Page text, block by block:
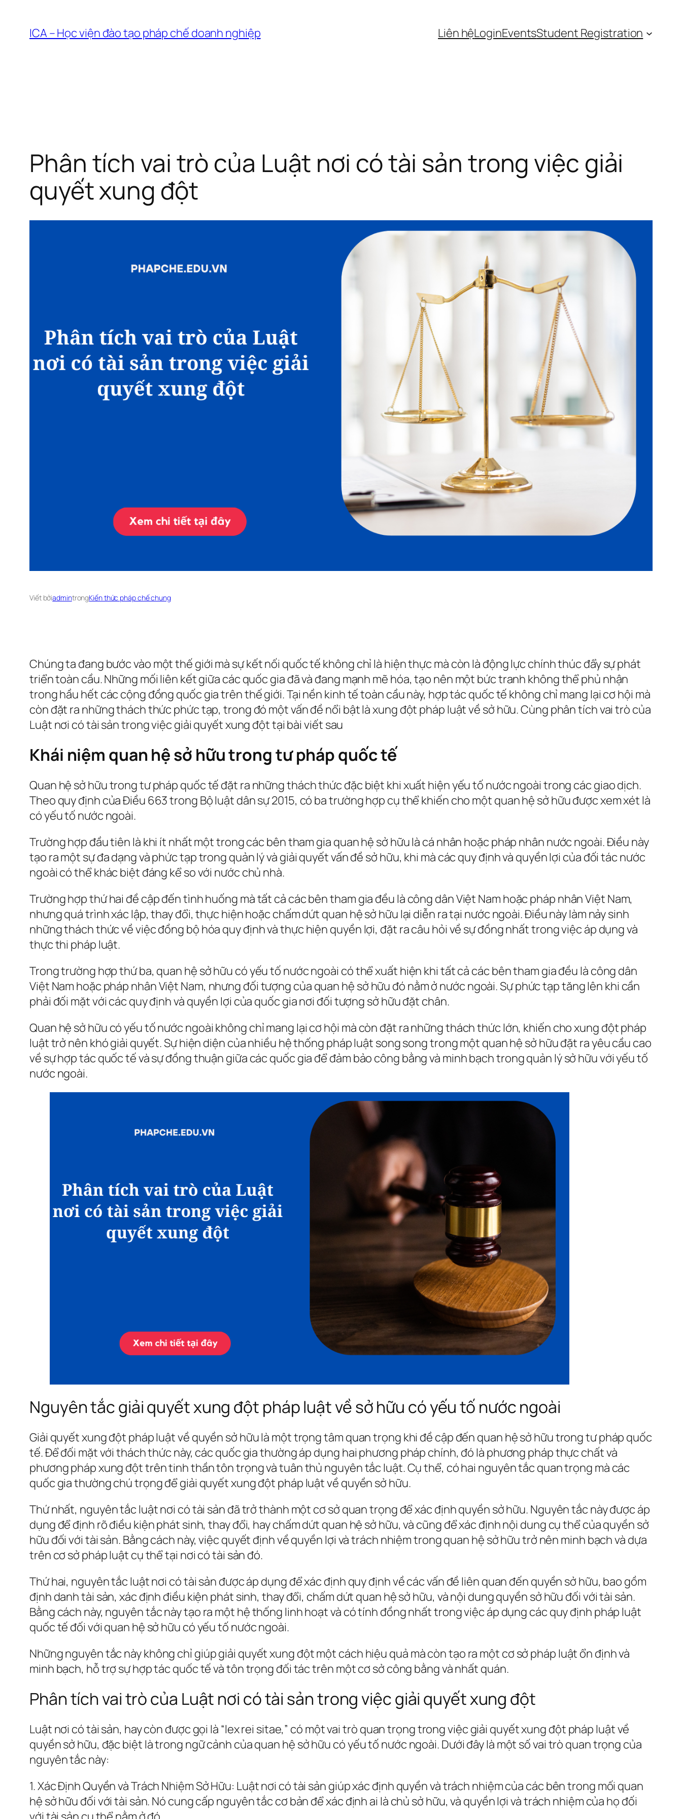
ICA – Học viện đào tạo pháp chế doanh nghiệp Liên hệLoginEventsStudent Registration
Phân tích vai trò của Luật nơi có tài sản trong việc giải
quyết xung đột
Viết bởiadmintrongKiến thức pháp chế chung
Chúng ta đang bước vào một thế giới mà sự kết nối quốc tế không chỉ là hiện thực mà còn là động lực chính thúc đẩy sự phát
triển toàn cầu. Những mối liên kết giữa các quốc gia đã và đang mạnh mẽ hóa, tạo nên một bức tranh không thể phủ nhận
trong hầu hết các cộng đồng quốc gia trên thế giới. Tại nền kinh tế toàn cầu này, hợp tác quốc tế không chỉ mang lại cơ hội mà
còn đặt ra những thách thức phức tạp, trong đó một vấn đề nổi bật là xung đột pháp luật về sở hữu. Cùng phân tích vai trò của
Luật nơi có tài sản trong việc giải quyết xung đột tại bài viết sau
Khái niệm quan hệ sở hữu trong tư pháp quốc tế
Quan hệ sở hữu trong tư pháp quốc tế đặt ra những thách thức đặc biệt khi xuất hiện yếu tố nước ngoài trong các giao dịch.
Theo quy định của Điều 663 trong Bộ luật dân sự 2015, có ba trường hợp cụ thể khiến cho một quan hệ sở hữu được xem xét là
có yếu tố nước ngoài.
Trường hợp đầu tiên là khi ít nhất một trong các bên tham gia quan hệ sở hữu là cá nhân hoặc pháp nhân nước ngoài. Điều này
tạo ra một sự đa dạng và phức tạp trong quản lý và giải quyết vấn đề sở hữu, khi mà các quy định và quyền lợi của đối tác nước
ngoài có thể khác biệt đáng kể so với nước chủ nhà.
Trường hợp thứ hai đề cập đến tình huống mà tất cả các bên tham gia đều là công dân Việt Nam hoặc pháp nhân Việt Nam,
nhưng quá trình xác lập, thay đổi, thực hiện hoặc chấm dứt quan hệ sở hữu lại diễn ra tại nước ngoài. Điều này làm nảy sinh
những thách thức về việc đồng bộ hóa quy định và thực hiện quyền lợi, đặt ra câu hỏi về sự đồng nhất trong việc áp dụng và
thực thi pháp luật.
Trong trường hợp thứ ba, quan hệ sở hữu có yếu tố nước ngoài có thể xuất hiện khi tất cả các bên tham gia đều là công dân
Việt Nam hoặc pháp nhân Việt Nam, nhưng đối tượng của quan hệ sở hữu đó nằm ở nước ngoài. Sự phức tạp tăng lên khi cần
phải đối mặt với các quy định và quyền lợi của quốc gia nơi đối tượng sở hữu đặt chân.
Quan hệ sở hữu có yếu tố nước ngoài không chỉ mang lại cơ hội mà còn đặt ra những thách thức lớn, khiến cho xung đột pháp
luật trở nên khó giải quyết. Sự hiện diện của nhiều hệ thống pháp luật song song trong một quan hệ sở hữu đặt ra yêu cầu cao
về sự hợp tác quốc tế và sự đồng thuận giữa các quốc gia để đảm bảo công bằng và minh bạch trong quản lý sở hữu với yếu tố
nước ngoài.
Nguyên tắc giải quyết xung đột pháp luật về sở hữu có yếu tố nước ngoài
Giải quyết xung đột pháp luật về quyền sở hữu là một trọng tâm quan trọng khi đề cập đến quan hệ sở hữu trong tư pháp quốc
tế. Để đối mặt với thách thức này, các quốc gia thường áp dụng hai phương pháp chính, đó là phương pháp thực chất và
phương pháp xung đột trên tinh thần tôn trọng và tuân thủ nguyên tắc luật. Cụ thể, có hai nguyên tắc quan trọng mà các
quốc gia thường chú trọng để giải quyết xung đột pháp luật về quyền sở hữu.
Thứ nhất, nguyên tắc luật nơi có tài sản đã trở thành một cơ sở quan trọng để xác định quyền sở hữu. Nguyên tắc này được áp
dụng để định rõ điều kiện phát sinh, thay đổi, hay chấm dứt quan hệ sở hữu, và cũng để xác định nội dung cụ thể của quyền sở
hữu đối với tài sản. Bằng cách này, việc quyết định về quyền lợi và trách nhiệm trong quan hệ sở hữu trở nên minh bạch và dựa
trên cơ sở pháp luật cụ thể tại nơi có tài sản đó.
Thứ hai, nguyên tắc luật nơi có tài sản được áp dụng để xác định quy định về các vấn đề liên quan đến quyền sở hữu, bao gồm
định danh tài sản, xác định điều kiện phát sinh, thay đổi, chấm dứt quan hệ sở hữu, và nội dung quyền sở hữu đối với tài sản.
Bằng cách này, nguyên tắc này tạo ra một hệ thống linh hoạt và có tính đồng nhất trong việc áp dụng các quy định pháp luật
quốc tế đối với quan hệ sở hữu có yếu tố nước ngoài.
Những nguyên tắc này không chỉ giúp giải quyết xung đột một cách hiệu quả mà còn tạo ra một cơ sở pháp luật ổn định và
minh bạch, hỗ trợ sự hợp tác quốc tế và tôn trọng đối tác trên một cơ sở công bằng và nhất quán.
Phân tích vai trò của Luật nơi có tài sản trong việc giải quyết xung đột
Luật nơi có tài sản, hay còn được gọi là “lex rei sitae,” có một vai trò quan trọng trong việc giải quyết xung đột pháp luật về
quyền sở hữu, đặc biệt là trong ngữ cảnh của quan hệ sở hữu có yếu tố nước ngoài. Dưới đây là một số vai trò quan trọng của
nguyên tắc này:
1. Xác Định Quyền và Trách Nhiệm Sở Hữu: Luật nơi có tài sản giúp xác định quyền và trách nhiệm của các bên trong mối quan
hệ sở hữu đối với tài sản. Nó cung cấp nguyên tắc cơ bản để xác định ai là chủ sở hữu, và quyền lợi và trách nhiệm của họ đối